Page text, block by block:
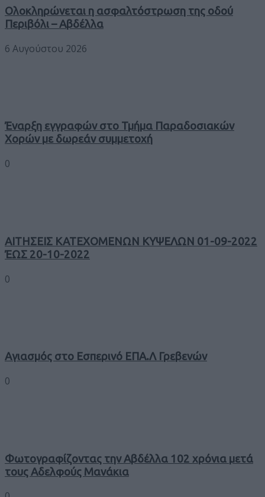
Ολοκληρώνεται η ασφαλτόστρωση της οδού
Περιβόλι – Αβδέλλα
6 Αυγούστου 2026
Έναρξη εγγραφών στο Τμήμα Παραδοσιακών
Χορών με δωρεάν συμμετοχή
0
ΑΙΤΗΣΕΙΣ ΚΑΤΕΧΟΜΕΝΩΝ ΚΥΨΕΛΩΝ 01-09-2022
ΈΩΣ 20-10-2022
0
Αγιασμός στο Εσπερινό ΕΠΑ.Λ Γρεβενών
0
Φωτογραφίζοντας την Αβδέλλα 102 χρόνια μετά
τους Αδελφούς Μανάκια